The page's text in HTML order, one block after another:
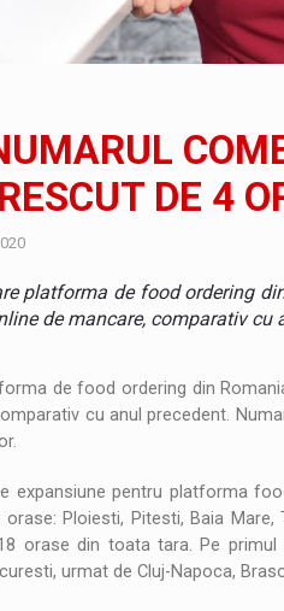
BoldMind si echipa de
AL CINCILEA MEMBRU
H a ajuns in Romania
the Future of Protein Demand
DE 4
platforma de food ordering
de mancare, comparativ cu
de food ordering din
cu anul precedent.
expansiune pentru platforma
Ploiesti, Pitesti, Baia Mare,
orase din toata tara. Pe
urmat de Cluj-Napoca,